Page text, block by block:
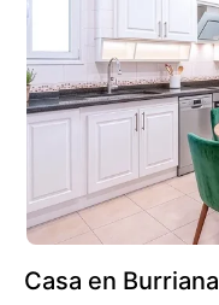
Casa en Burriana